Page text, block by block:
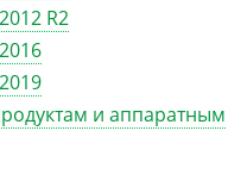
R2
и аппаратным